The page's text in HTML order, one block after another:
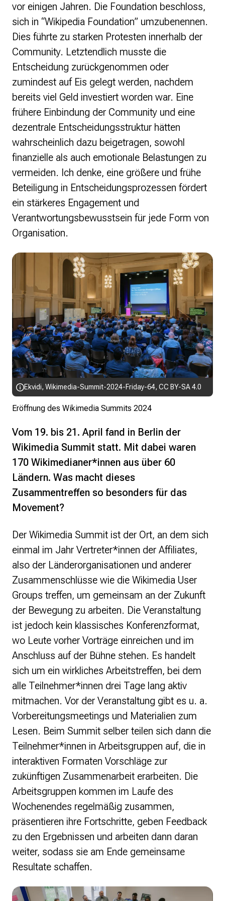
vor einigen Jahren. Die Foundation beschloss,
sich in “Wikipedia Foundation” umzubenennen.
Dies führte zu starken Protesten innerhalb der
Community. Letztendlich musste die
Entscheidung zurückgenommen oder
zumindest auf Eis gelegt werden, nachdem
bereits viel Geld investiert worden war. Eine
frühere Einbindung der Community und eine
dezentrale Entscheidungsstruktur hätten
wahrscheinlich dazu beigetragen, sowohl
finanzielle als auch emotionale Belastungen zu
vermeiden. Ich denke, eine größere und frühe
Beteiligung in Entscheidungsprozessen fördert
ein stärkeres Engagement und
Verantwortungsbewusstsein für jede Form von
Organisation.
Ekvidi, Wikimedia-Summit-2024-Friday-64, CC BY-SA 4.0
Eröffnung des Wikimedia Summits 2024
Vom 19. bis 21. April fand in Berlin der
Wikimedia Summit statt. Mit dabei waren
170 Wikimedianer*innen aus über 60
Ländern. Was macht dieses
Zusammentreffen so besonders für das
Movement?
Der Wikimedia Summit ist der Ort, an dem sich
einmal im Jahr Vertreter*innen der Affiliates,
also der Länderorganisationen und anderer
Zusammenschlüsse wie die Wikimedia User
Groups treffen, um gemeinsam an der Zukunft
der Bewegung zu arbeiten. Die Veranstaltung
ist jedoch kein klassisches Konferenzformat,
wo Leute vorher Vorträge einreichen und im
Anschluss auf der Bühne stehen. Es handelt
sich um ein wirkliches Arbeitstreffen, bei dem
alle Teilnehmer*innen drei Tage lang aktiv
mitmachen. Vor der Veranstaltung gibt es u. a.
Vorbereitungsmeetings und Materialien zum
Lesen. Beim Summit selber teilen sich dann die
Teilnehmer*innen in Arbeitsgruppen auf, die in
interaktiven Formaten Vorschläge zur
zukünftigen Zusammenarbeit erarbeiten. Die
Arbeitsgruppen kommen im Laufe des
Wochenendes regelmäßig zusammen,
präsentieren ihre Fortschritte, geben Feedback
zu den Ergebnissen und arbeiten dann daran
weiter, sodass sie am Ende gemeinsame
Resultate schaffen.